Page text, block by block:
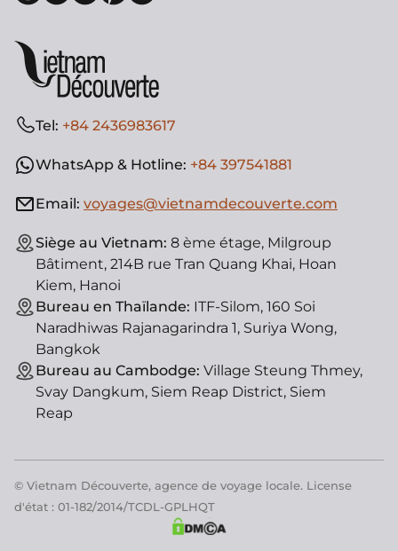
Tel: +84 2436983617
WhatsApp & Hotline: +84 397541881
Email: voyages@vietnamdecouverte.com
Siège au Vietnam: 8 ème étage, Milgroup
Bâtiment, 214B rue Tran Quang Khai, Hoan
Kiem, Hanoi
Bureau en Thaïlande: ITF-Silom, 160 Soi
Naradhiwas Rajanagarindra 1, Suriya Wong,
Bangkok
Bureau au Cambodge: Village Steung Thmey,
Svay Dangkum, Siem Reap District, Siem
Reap
© Vietnam Découverte, agence de voyage locale. License
d'état : 01-182/2014/TCDL-GPLHQT